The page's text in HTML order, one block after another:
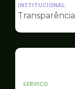
INSTITUCIONAL
Transparência
SERVICO